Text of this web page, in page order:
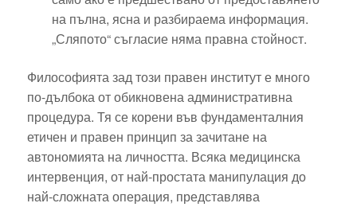
на пълна, ясна и разбираема информация.
„Сляпото“ съгласие няма правна стойност.
Философията зад този правен институт е много
по-дълбока от обикновена административна
процедура. Тя се корени във фундаменталния
етичен и правен принцип за зачитане на
автономията на личността. Всяка медицинска
интервенция, от най-простата манипулация до
най-сложната операция, представлява